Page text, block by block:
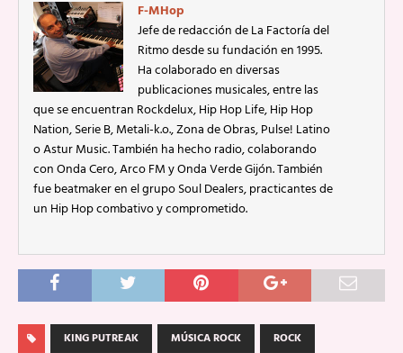
F-MHop
Jefe de redacción de La Factoría del
Ritmo desde su fundación en 1995.
Ha colaborado en diversas
publicaciones musicales, entre las
que se encuentran Rockdelux, Hip Hop Life, Hip Hop
Nation, Serie B, Metali-k.o., Zona de Obras, Pulse! Latino
o Astur Music. También ha hecho radio, colaborando
con Onda Cero, Arco FM y Onda Verde Gijón. También
fue beatmaker en el grupo Soul Dealers, practicantes de
un Hip Hop combativo y comprometido.
KING PUTREAK MÚSICA ROCK ROCK